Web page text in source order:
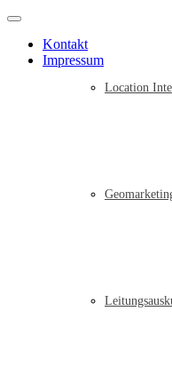
Location
Kontakt
Impressum